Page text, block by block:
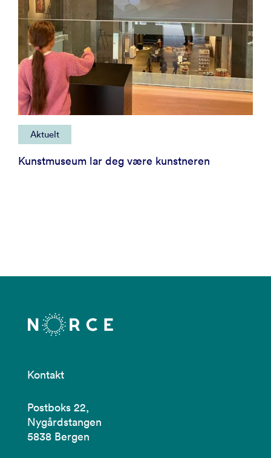
Aktuelt
Kunstmuseum lar deg være kunstneren
Kontakt
Postboks 22,
Nygårdstangen
5838 Bergen